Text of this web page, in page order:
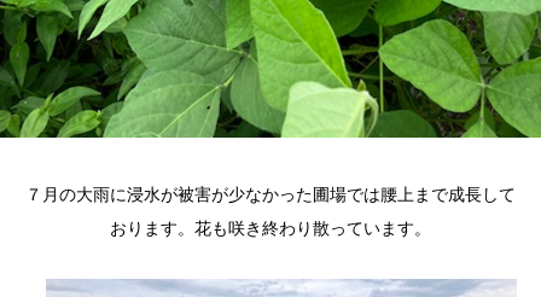
７月の大雨に浸水が被害が少なかった圃場では腰上まで成長して
おります。花も咲き終わり散っています。